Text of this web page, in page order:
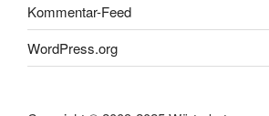
Kommentar-Feed
WordPress.org